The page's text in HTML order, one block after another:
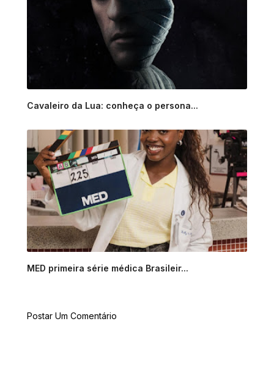
Cavaleiro da Lua: conheça o persona...
MED primeira série médica Brasileir...
Postar Um Comentário